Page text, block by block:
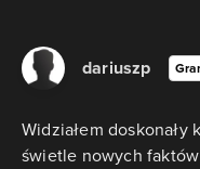
dariuszp
Widziałem
świetle nowych